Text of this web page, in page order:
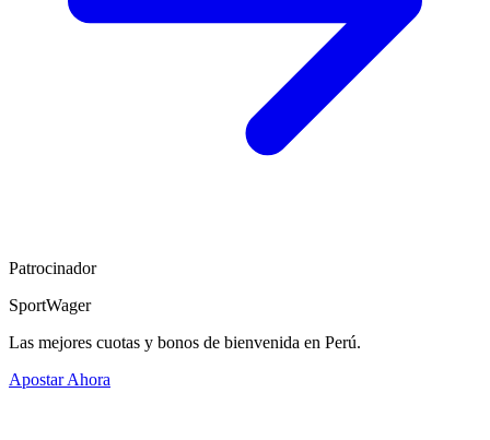
Patrocinador
SportWager
Las mejores cuotas y bonos de bienvenida en Perú.
Apostar Ahora